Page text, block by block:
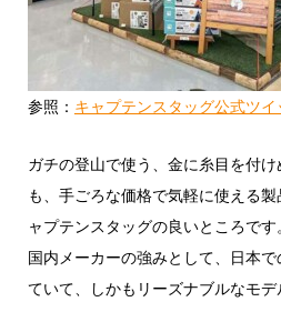
参照： キャプテンスタッグ公式ツイ
ガチの登山で使う、金に糸目を付
も、手ごろな価格で気軽に使える
ャプテンスタッグの良いところです。
国内メーカーの強みとして、日本
ていて、しかもリーズナブルなモデ